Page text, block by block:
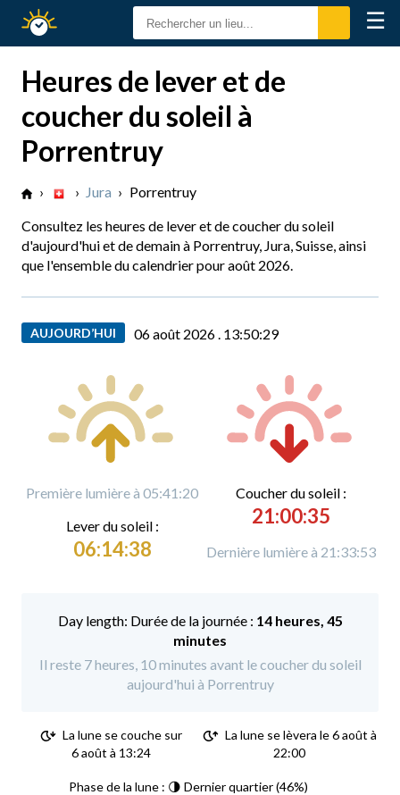
Calendrier
Solaire
☰
Heures de lever et de
coucher du soleil à
Porrentruy
› › Jura › Porrentruy
Consultez les heures de lever et de coucher du soleil
d'aujourd'hui et de demain à Porrentruy, Jura, Suisse, ainsi
que l'ensemble du calendrier pour août 2026.
AUJOURD’HUI 06 août 2026 . 13:50:30
Première lumière à 05:41:20
Lever du soleil :
06:14:38
Coucher du soleil :
21:00:35
Dernière lumière à 21:33:53
Durée de la journée : 14 heures, 45
minutes
Il reste 7 heures, 10 minutes avant le coucher du soleil
aujourd'hui à Porrentruy
La lune se couche sur
6 août à 13:24
La lune se lèvera le 6 août à
22:00
Phase de la lune : 🌗 Dernier quartier (46%)